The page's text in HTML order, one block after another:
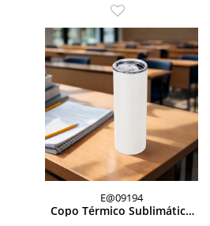
E@09194
Copo Térmico Sublimático